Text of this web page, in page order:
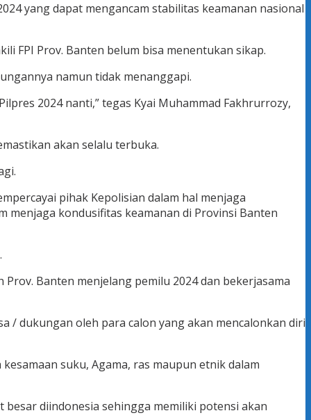
yang dapat mengancam stabilitas keamanan nasional
FPI Prov. Banten belum bisa menentukan sikap.
namun tidak menanggapi.
2024 nanti,” tegas Kyai Muhammad Fakhrurrozy,
akan selalu terbuka.
pihak Kepolisian dalam hal menjaga
menjaga kondusifitas keamanan di Provinsi Banten
Banten menjelang pemilu 2024 dan bekerjasama
/ dukungan oleh para calon yang akan mencalonkan diri
suku, Agama, ras maupun etnik dalam
diindonesia sehingga memiliki potensi akan